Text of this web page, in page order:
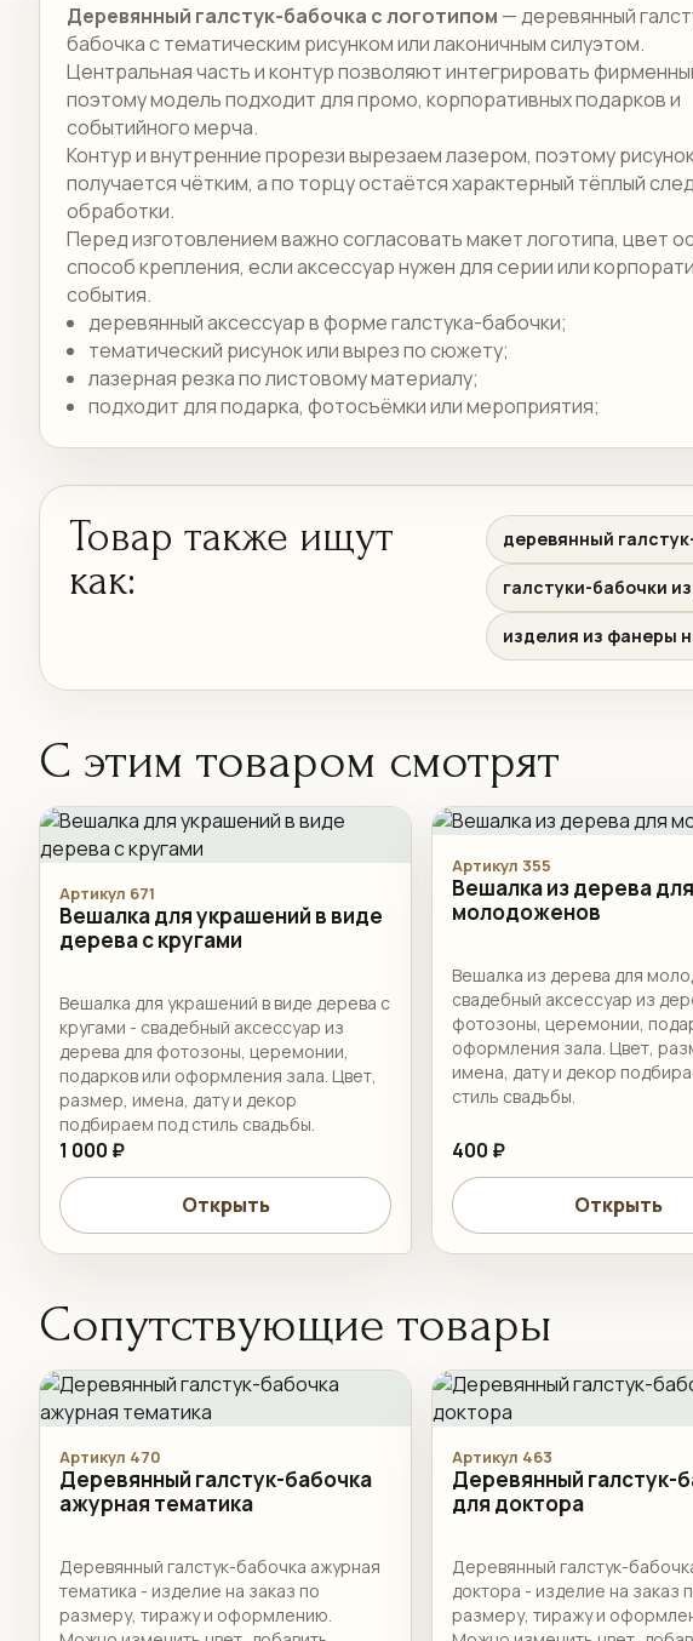
Деревянный галстук-бабочка с логотипом — деревянный
бабочка с тематическим рисунком или лаконичным силуэтом.
Центральная часть и контур позволяют интегрировать
поэтому модель подходит для промо, корпоративных подарков и
событийного мерча.
Контур и внутренние прорези вырезаем лазером, поэтому
получается чётким, а по торцу остаётся характерный тёплый след
обработки.
Перед изготовлением важно согласовать макет логотипа, цвет
способ крепления, если аксессуар нужен для серии или
события.
деревянный аксессуар в форме галстука-бабочки;
тематический рисунок или вырез по сюжету;
лазерная резка по листовому материалу;
подходит для подарка, фотосъёмки или мероприятия;
Товар также ищут
как:
деревянный
галстуки-бабочки
изделия из фанеры
С этим товаром смотрят
Артикул 671
Вешалка для украшений в виде
дерева с кругами
Вешалка для украшений в виде дерева с
кругами - свадебный аксессуар из
дерева для фотозоны, церемонии,
подарков или оформления зала. Цвет,
размер, имена, дату и декор
подбираем под стиль свадьбы.
1 000 ₽
Открыть
Артикул 355
Вешалка из дерева для
молодоженов
Вешалка из дерева для
свадебный аксессуар из
фотозоны, церемонии,
оформления зала. Цвет,
имена, дату и декор
стиль свадьбы.
400 ₽
Открыть
Сопутствующие товары
Артикул 470
Деревянный галстук-бабочка
ажурная тематика
Деревянный галстук-бабочка ажурная
тематика - изделие на заказ по
размеру, тиражу и оформлению.
Артикул 463
Деревянный галстук-
для доктора
Деревянный галстук-
доктора - изделие на заказ
размеру, тиражу и